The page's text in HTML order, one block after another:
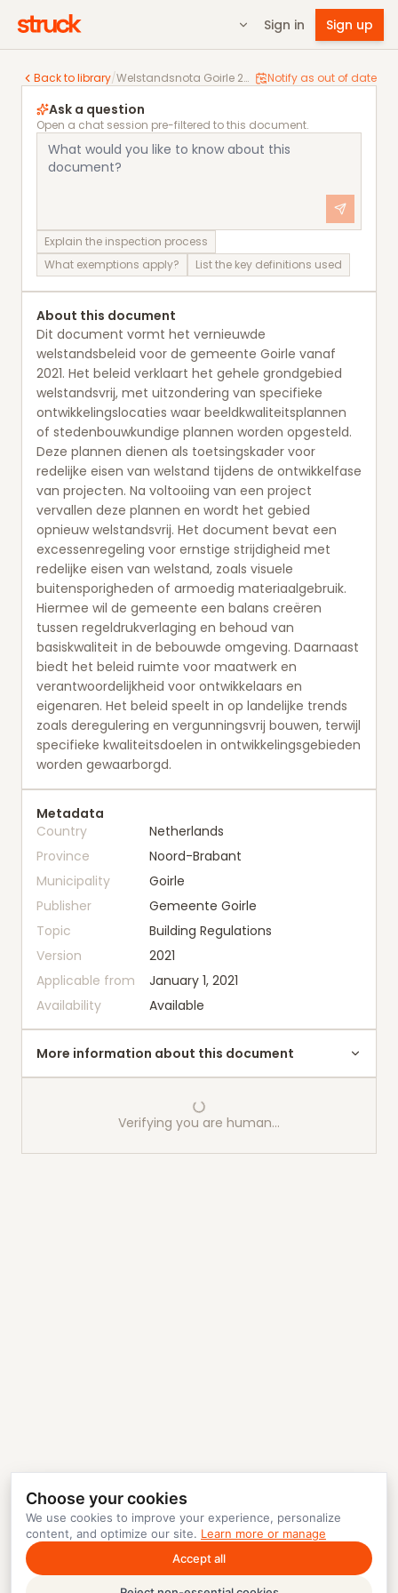
Sign in Sign up
Back to library/ Welstandsnota Goirle 2021 Notify as out of date
Welstandsnota Goirle 2021
Ask a question
Open a chat session pre-filtered to this document.
Explain the inspection process
What exemptions apply?
List the key definitions used
About this document
Dit document vormt het vernieuwde
welstandsbeleid voor de gemeente Goirle vanaf
2021. Het beleid verklaart het gehele grondgebied
welstandsvrij, met uitzondering van specifieke
ontwikkelingslocaties waar beeldkwaliteitsplannen
of stedenbouwkundige plannen worden opgesteld.
Deze plannen dienen als toetsingskader voor
redelijke eisen van welstand tijdens de ontwikkelfase
van projecten. Na voltooiing van een project
vervallen deze plannen en wordt het gebied
opnieuw welstandsvrij. Het document bevat een
excessenregeling voor ernstige strijdigheid met
redelijke eisen van welstand, zoals visuele
buitensporigheden of armoedig materiaalgebruik.
Hiermee wil de gemeente een balans creëren
tussen regeldrukverlaging en behoud van
basiskwaliteit in de bebouwde omgeving. Daarnaast
biedt het beleid ruimte voor maatwerk en
verantwoordelijkheid voor ontwikkelaars en
eigenaren. Het beleid speelt in op landelijke trends
zoals deregulering en vergunningsvrij bouwen, terwijl
specifieke kwaliteitsdoelen in ontwikkelingsgebieden
worden gewaarborgd.
Metadata
Country
Netherlands
Province
Noord-Brabant
Municipality
Goirle
Publisher
Gemeente Goirle
Topic
Building Regulations
Version
2021
Applicable from
January 1, 2021
Availability
Available
More information about this document
Verifying you are human…
Choose your cookies
We use cookies to improve your experience, personalize
content, and optimize our site. Learn more or manage
Accept all